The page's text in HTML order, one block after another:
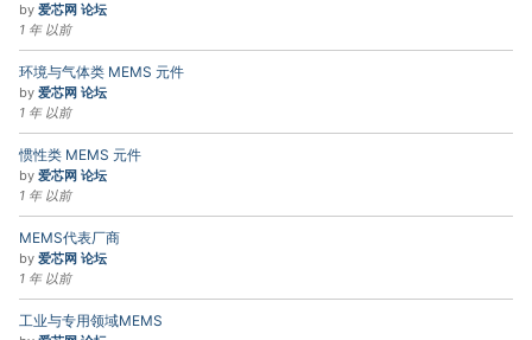
by 爱芯网 论坛
1 年 以前
环境与气体类 MEMS 元件
by 爱芯网 论坛
1 年 以前
惯性类 MEMS 元件
by 爱芯网 论坛
1 年 以前
MEMS代表厂商
by 爱芯网 论坛
1 年 以前
工业与专用领域MEMS